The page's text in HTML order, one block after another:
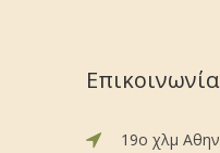
Επικοινωνία
19ο χλμ